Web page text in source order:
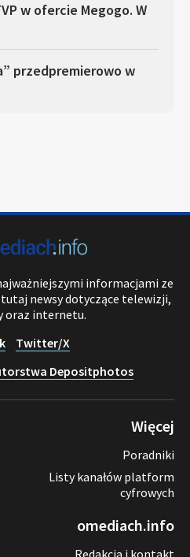
w ofercie Megogo. W
przedpremierowo w
informacjami ze
newsy dotyczące telewizji,
oraz internetu.
Twitter/X
Depositphotos
Więcej
Poradniki
Listy kanałów platform
cyfrowych
omediach.info